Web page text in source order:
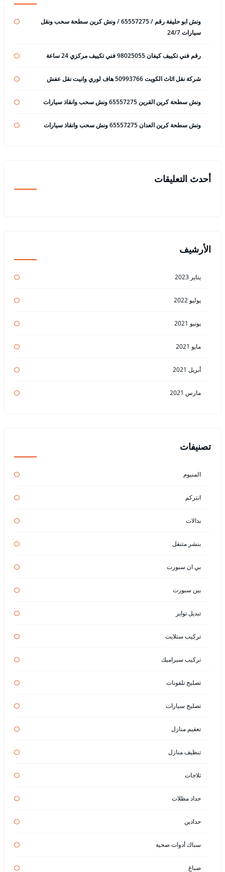
ونش ابو حليفة رقم / 65557275 / ونش كرين سطحة سحب ونقل
سيارات 24/7
رقم فني تكييف كيفان 98025055 فني تكييف مركزي 24 ساعة
شركة نقل اثاث الكويت 50993766 هاف لوري وانيت نقل عفش
ونش سطحة كرين القرين 65557275 ونش سحب وانقاذ سيارات
ونش سطحة كرين العدان 65557275 ونش سحب وانقاذ سيارات
أحدث التعليقات
الأرشيف
يناير 2023
يوليو 2022
يونيو 2021
مايو 2021
أبريل 2021
مارس 2021
تصنيفات
المنيوم
انتركم
بدالات
بنشر متنقل
بي ان سبورت
بين سبورت
تبديل تواير
تركيب ستلايت
تركيب سيراميك
تصليح تلفونات
تصليح سيارات
تعقيم منازل
تنظيف منازل
ثلاجات
حداد مظلات
حدادين
سباك أدوات صحية
صباغ